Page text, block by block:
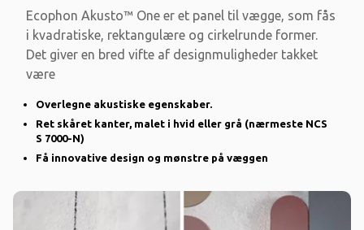
Ecophon Akusto™ One er et panel til vægge, som fås
i kvadratiske, rektangulære og cirkelrunde former.
Det giver en bred vifte af designmuligheder takket
være
Overlegne akustiske egenskaber.
Ret skåret kanter, malet i hvid eller grå (nærmeste NCS
S 7000-N)
Få innovative design og mønstre på væggen